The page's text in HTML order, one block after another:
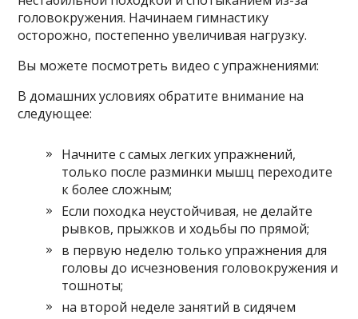
головокружения. Начинаем гимнастику
осторожно, постепенно увеличивая нагрузку.
Вы можете посмотреть видео с упражнениями:
В домашних условиях обратите внимание на
следующее:
Начните с самых легких упражнений,
только после разминки мышц переходите
к более сложным;
Если походка неустойчивая, не делайте
рывков, прыжков и ходьбы по прямой;
в первую неделю только упражнения для
головы до исчезновения головокружения и
тошноты;
на второй неделе занятий в сидячем